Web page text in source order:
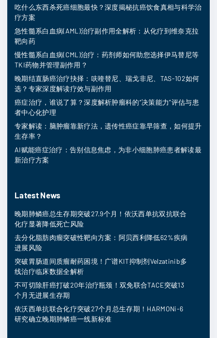
吃什么东西杀死癌细胞最快？深度揭秘抗癌饮食真相与科学治
疗方案
急性髓系白血病(AML)治疗副作用全解析：从化疗到维奈克拉
靶向药
慢性髓系白血病(CML)治疗：药剂师如何助您选择伊马替尼等
TKI药物并管理副作用？
晚期结直肠癌治疗抉择：呋喹替尼、瑞戈非尼、TAS-102如何
选？专家深度解读疗效与副作用
癌症治疗，谁说了算？深度解析肿瘤科的“决策能力”评估与患
者中心化护理
专家解读：脑肿瘤靠新疗法，遗传性癌症靠早筛查，如何提升
生存率？
AI赋能癌症治疗：告别信息焦虑，为非小细胞肺癌患者解读最
新治疗方案
Latest News
晚期肺鳞癌总生存期突破27.9个月！依沃西单抗双抗联合
化疗显著降低死亡风险
去分化脂肪肉瘤突破性靶向方案：阿贝西利降低62%疾病
进展风险
突破胃肠道间质瘤耐药困境！广谱KIT抑制剂Velzatinib多
线治疗临床数据全解析
不可切除肝癌打破20年治疗瓶颈！双免联合TACE突破13
个月无进展生存期
依沃西单抗联合化疗突破27个月总生存期！HARMONi-6
研究确立晚期肺鳞癌一线新标准